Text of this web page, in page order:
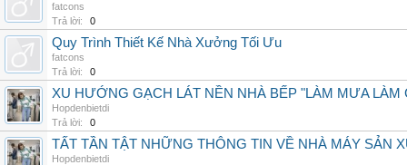
fatcons
Trả lời:
0
Quy Trình Thiết Kế Nhà Xưởng Tối Ưu
fatcons
Trả lời:
0
XU HƯỚNG GẠCH LÁT NỀN NHÀ BẾP "LÀM MƯA LÀM
Hopdenbietdi
Trả lời:
0
TẤT TẦN TẬT NHỮNG THÔNG TIN VỀ NHÀ MÁY SẢN
Hopdenbietdi